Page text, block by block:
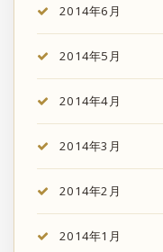
2014年6月
2014年5月
2014年4月
2014年3月
2014年2月
2014年1月